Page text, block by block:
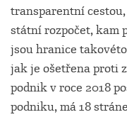
transparentní
státní rozpočet, kam
jsou hranice
jak je ošetřena proti
podnik v roce 2018
podniku, má 18